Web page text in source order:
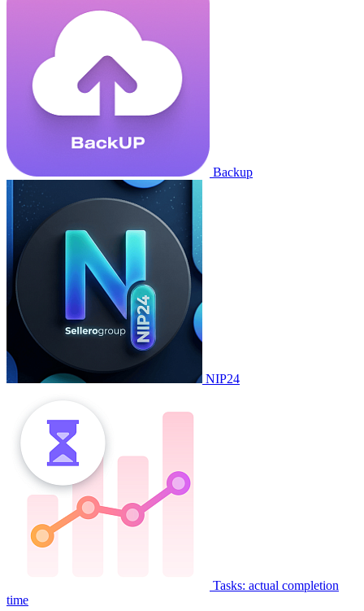
Backup
NIP24
Tasks: actual completion
time